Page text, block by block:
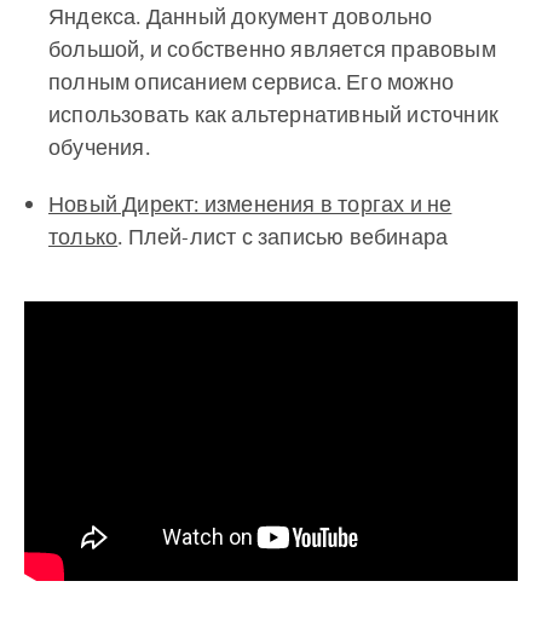
Яндекса. Данный документ довольно
большой, и собственно является правовым
полным описанием сервиса. Его можно
использовать как альтернативный источник
обучения.
Новый Директ: изменения в торгах и не
только. Плей-лист с записью вебинара